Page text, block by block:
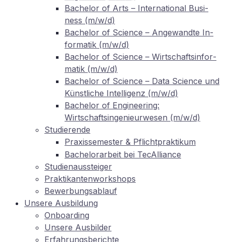
Ba­che­lor of Arts – In­ter­na­tio­nal Busi­
ness (m/w/d)
Ba­che­lor of Sci­ence – An­ge­wand­te In­
for­ma­tik (m/w/d)
Ba­che­lor of Sci­ence – Wirt­schafts­in­for­
ma­tik (m/w/d)
Ba­che­lor of Sci­ence – Data Sci­ence und
Künst­li­che In­tel­li­genz (m/w/d)
Ba­che­lor of En­gi­nee­ring:
Wirtschaftsingenieurwesen (m/w/d)
Stu­die­ren­de
Pra­xis­se­mes­ter & Pflichtpraktikum
Ba­che­lor­ar­beit bei TecAlliance
Stu­di­en­aus­stei­ger
Prak­ti­kan­ten­work­shops
Be­wer­bungs­ab­lauf
Un­se­re Ausbildung
On­boar­ding
Un­se­re Ausbilder
Er­fah­rungs­be­rich­te